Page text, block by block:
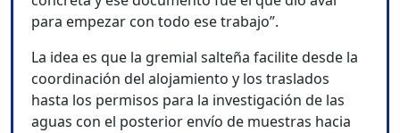
para empezar con todo ese trabajo”.
La idea es que la gremial salteña facilite desde la
coordinación del alojamiento y los traslados
hasta los permisos para la investigación de las
aguas con el posterior envío de muestras hacia